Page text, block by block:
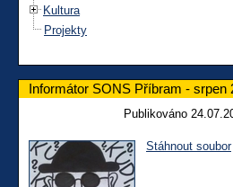
Kultura
Projekty
Informátor SONS Příbram - srpen
Publikováno
Stáhnout soubor